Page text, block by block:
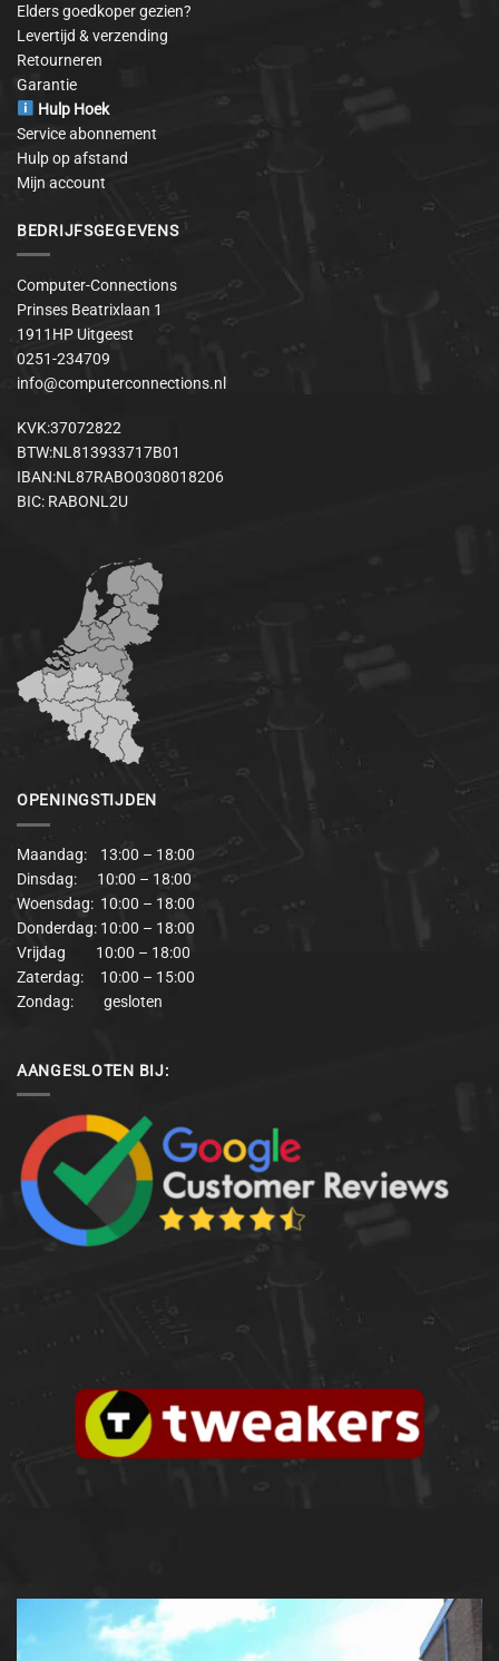
Elders goedkoper gezien?
Levertijd & verzending
Retourneren
Garantie
Hulp Hoek
Service abonnement
Hulp op afstand
Mijn account
BEDRIJFSGEGEVENS
Computer-Connections
Prinses Beatrixlaan 1
1911HP Uitgeest
0251-234709
info@computerconnections.nl
KVK:37072822
BTW:NL813933717B01
IBAN:NL87RABO0308018206
BIC: RABONL2U
OPENINGSTIJDEN
Maandag: 13:00 – 18:00
Dinsdag: 10:00 – 18:00
Woensdag: 10:00 – 18:00
Donderdag: 10:00 – 18:00
Vrijdag 10:00 – 18:00
Zaterdag: 10:00 – 15:00
Zondag: gesloten
AANGESLOTEN BIJ: